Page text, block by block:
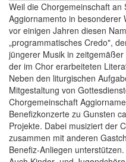
Weil die Chorgemeinschaft
Aggiornamento in besonderer
vor einigen Jahren diesen
„programmatisches Credo",
jüngerer Musik in
der im Chor erarbeiteten
Neben den liturgischen
Mitgestaltung von
Chorgemeinschaft
Benefizkonzerte zu Gunsten
Projekte. Dabei musiziert der
zusammen mit anderen
Benefiz-Anliegen unterstützen.